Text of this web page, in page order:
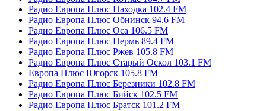
Радио Европа Плюс Находка 102.4 FM
Радио Европа Плюс Обнинск 94.6 FM
Радио Европа Плюс Оса 106.5 FM
Радио Европа Плюс Пермь 89.4 FM
Радио Европа Плюс Ржев 105.8 FM
Радио Европа Плюс Старый Оскол 103.1 FM
Европа Плюс Югорск 105.8 FM
Радио Европа Плюс Березники 102.8 FM
Радио Европа Плюс Бийск 102.5 FM
Радио Европа Плюс Братск 101.2 FM